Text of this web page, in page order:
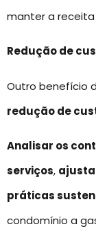
manter a receita
Redução de
Outro benefício
redução de
Analisar os
serviços,
práticas
condomínio a